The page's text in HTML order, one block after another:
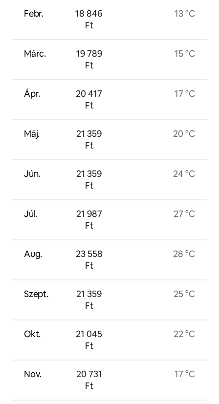
Febr.
Márc.
Ápr.
Máj.
Jún.
Júl.
Aug.
Szept.
Okt.
Nov.
18 846
Ft
19 789
Ft
20 417
Ft
21 359
Ft
21 359
Ft
21 987
Ft
23 558
Ft
21 359
Ft
21 045
Ft
20 731
Ft
13 °C
15 °C
17 °C
20 °C
24 °C
27 °C
28 °C
25 °C
22 °C
17 °C